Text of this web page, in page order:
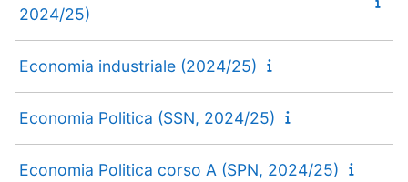
2024/25)
Economia industriale (2024/25)
Economia Politica (SSN, 2024/25)
Economia Politica corso A (SPN, 2024/25)